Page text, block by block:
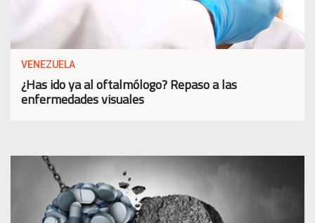
VENEZUELA
¿Has ido ya al oftalmólogo? Repaso a las
enfermedades visuales